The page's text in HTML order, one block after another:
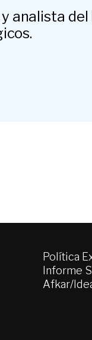
analista del
Política
Informe
Afkar/